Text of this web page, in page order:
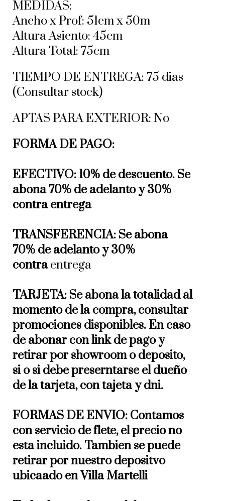
MEDIDAS:
Ancho x Prof: 51cm x 50m
Altura Asiento: 45cm
Altura Total: 75cm
TIEMPO DE ENTREGA: 75 dias
(Consultar stock)
APTAS PARA EXTERIOR: No
FORMA DE PAGO:
EFECTIVO: 10% de descuento. Se
abona 70% de adelanto y 30%
contra entrega
TRANSFERENCIA: Se abona
70% de adelanto y 30%
contraentrega
TARJETA: Se abona la totalidad al
momento de la compra, consultar
promociones disponibles. En caso
de abonar con link de pago y
retirar por showroom o deposito,
si o si debe preserntarse el dueño
de la tarjeta, con tajeta y dni.
FORMAS DE ENVIO: Contamos
con servicio de flete, el precio no
esta incluido. Tambien se puede
retirar por nuestro depositvo
ubicaado en Villa Martelli